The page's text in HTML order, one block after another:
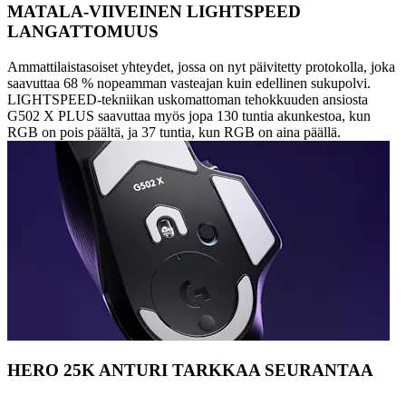
MATALA-VIIVEINEN LIGHTSPEED
LANGATTOMUUS
Ammattilaistasoiset yhteydet, jossa on nyt päivitetty protokolla, joka
saavuttaa 68 % nopeamman vasteajan kuin edellinen sukupolvi.
LIGHTSPEED-tekniikan uskomattoman tehokkuuden ansiosta
G502 X PLUS saavuttaa myös jopa 130 tuntia akunkestoa, kun
RGB on pois päältä, ja 37 tuntia, kun RGB on aina päällä.
HERO 25K ANTURI TARKKAA SEURANTAA